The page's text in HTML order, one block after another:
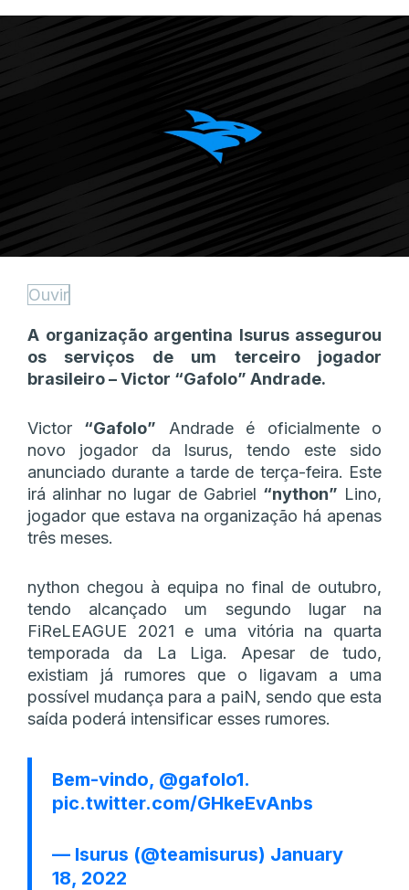
Ouvir
A organização argentina Isurus assegurou
os serviços de um terceiro jogador
brasileiro – Victor “Gafolo” Andrade.
Victor “Gafolo” Andrade é oficialmente o
novo jogador da Isurus, tendo este sido
anunciado durante a tarde de terça-feira. Este
irá alinhar no lugar de Gabriel “nython” Lino,
jogador que estava na organização há apenas
três meses.
nython chegou à equipa no final de outubro,
tendo alcançado um segundo lugar na
FiReLEAGUE 2021 e uma vitória na quarta
temporada da La Liga. Apesar de tudo,
existiam já rumores que o ligavam a uma
possível mudança para a paiN, sendo que esta
saída poderá intensificar esses rumores.
Bem-vindo, @gafolo1.
pic.twitter.com/GHkeEvAnbs
— Isurus (@teamisurus) January
18, 2022